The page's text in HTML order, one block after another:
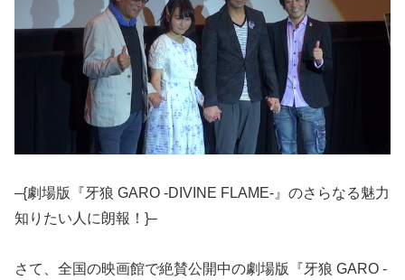
–{劇場版『牙狼 GARO -DIVINE FLAME-』のさらなる魅力
知りたい人に朗報！}–
さて、全国の映画館で絶賛公開中の劇場版『牙狼 GARO -